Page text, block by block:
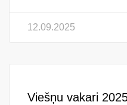
12.09.2025
Viešņu vakari